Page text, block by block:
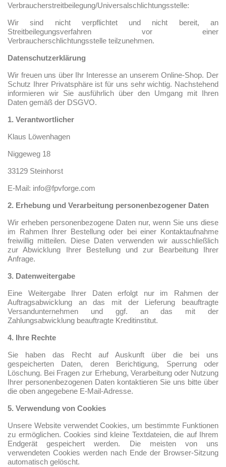
Verbraucherstreitbeilegung/Universalschlichtungsstelle:
Wir sind nicht verpflichtet und nicht bereit, an
Streitbeilegungsverfahren vor einer
Verbraucherschlichtungsstelle teilzunehmen.
Datenschutzerklärung
Wir freuen uns über Ihr Interesse an unserem Online-Shop. Der
Schutz Ihrer Privatsphäre ist für uns sehr wichtig. Nachstehend
informieren wir Sie ausführlich über den Umgang mit Ihren
Daten gemäß der DSGVO.
1. Verantwortlicher
Klaus Löwenhagen
Niggeweg 18
33129 Steinhorst
E-Mail: info@fpvforge.com
2. Erhebung und Verarbeitung personenbezogener Daten
Wir erheben personenbezogene Daten nur, wenn Sie uns diese
im Rahmen Ihrer Bestellung oder bei einer Kontaktaufnahme
freiwillig mitteilen. Diese Daten verwenden wir ausschließlich
zur Abwicklung Ihrer Bestellung und zur Bearbeitung Ihrer
Anfrage.
3. Datenweitergabe
Eine Weitergabe Ihrer Daten erfolgt nur im Rahmen der
Auftragsabwicklung an das mit der Lieferung beauftragte
Versandunternehmen und ggf. an das mit der
Zahlungsabwicklung beauftragte Kreditinstitut.
4. Ihre Rechte
Sie haben das Recht auf Auskunft über die bei uns
gespeicherten Daten, deren Berichtigung, Sperrung oder
Löschung. Bei Fragen zur Erhebung, Verarbeitung oder Nutzung
Ihrer personenbezogenen Daten kontaktieren Sie uns bitte über
die oben angegebene E-Mail-Adresse.
5. Verwendung von Cookies
Unsere Website verwendet Cookies, um bestimmte Funktionen
zu ermöglichen. Cookies sind kleine Textdateien, die auf Ihrem
Endgerät gespeichert werden. Die meisten von uns
verwendeten Cookies werden nach Ende der Browser-Sitzung
automatisch gelöscht.